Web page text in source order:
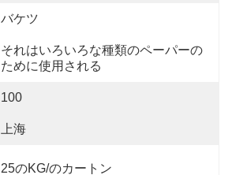
バケツ
それはいろいろな種類のペーパーの
ために使用される
100
上海
25のKG/のカートン